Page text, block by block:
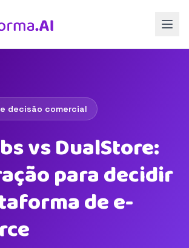
decisão comercial
vs DualStore:
para decidir
de e-